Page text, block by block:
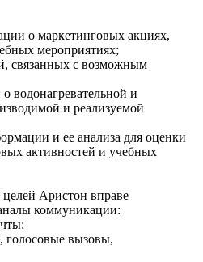
о маркетинговых акциях,
мероприятиях;
связанных с возможным
водонагревательной и
и реализуемой
и ее анализа для оценки
активностей и учебных
Аристон вправе
коммуникации:
голосовые вызовы,